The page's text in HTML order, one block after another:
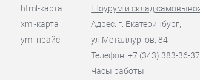
html-карта
xml-карта
yml-прайс
Шоурум и склад
Адрес: г. Екатеринбург,
ул.Металлургов, 84
Телефон: +7 (343) 383-36-37
Часы работы: